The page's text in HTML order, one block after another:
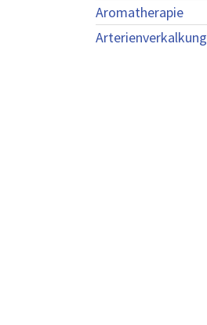
Aromatherapie
Arterienverkalkung